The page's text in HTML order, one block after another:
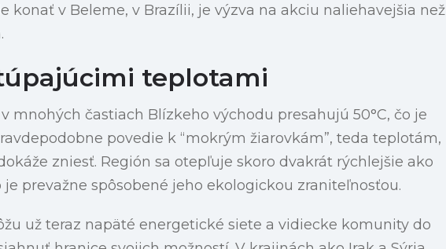
konať v Beleme, v Brazílii, je výzva na akciu naliehavejšia než
teplotami
mnohých častiach Blízkeho východu presahujú 50°C, čo je
povedie k “mokrým žiarovkám”, teda teplotám,
zniesť. Región sa otepľuje skoro dvakrát rýchlejšie ako
prevažne spôsobené jeho ekologickou zraniteľnosťou.
už teraz napäté energetické siete a vidiecke komunity do